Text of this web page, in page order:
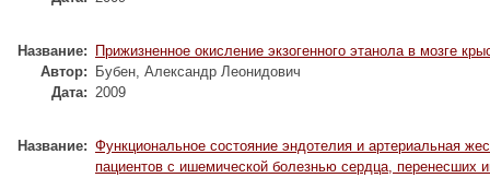
Название:
Прижизненное окисление экзогенного этанола в мозге
Автор:
Бубен, Александр Леонидович
Дата: 2009
Название: Функциональное состояние эндотелия и артериальная
пациентов с ишемической болезнью сердца, перенесших